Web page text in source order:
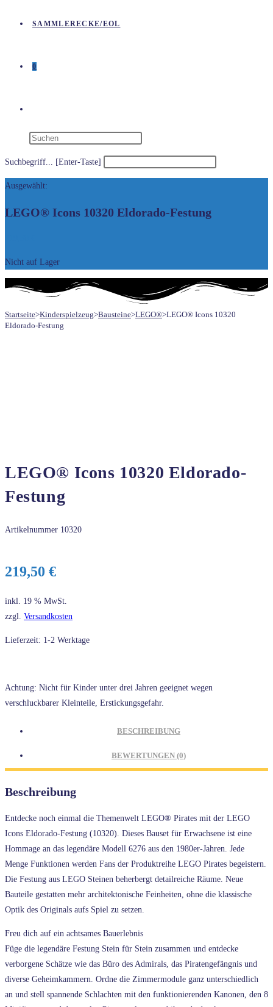
SAMMLERECKE/EOL
0
Suchbegriff... [Enter-Taste]
Ausgewählt:
LEGO® Icons 10320 Eldorado-Festung
Nicht auf Lager
Startseite>Kinderspielzeug>Bausteine>LEGO®>LEGO® Icons 10320
Eldorado-Festung
LEGO® Icons 10320 Eldorado-
Festung
Artikelnummer 10320
219,50 €
inkl. 19 % MwSt.
zzgl. Versandkosten
Lieferzeit: 1-2 Werktage
Achtung: Nicht für Kinder unter drei Jahren geeignet wegen
verschluckbarer Kleinteile, Erstickungsgefahr.
BESCHREIBUNG
BEWERTUNGEN (0)
Beschreibung
Entdecke noch einmal die Themenwelt LEGO® Pirates mit der LEGO
Icons Eldorado-Festung (10320). Dieses Bauset für Erwachsene ist eine
Hommage an das legendäre Modell 6276 aus den 1980er-Jahren. Jede
Menge Funktionen werden Fans der Produktreihe LEGO Pirates begeistern.
Die Festung aus LEGO Steinen beherbergt detailreiche Räume. Neue
Bauteile gestatten mehr architektonische Feinheiten, ohne die klassische
Optik des Originals aufs Spiel zu setzen.
Freu dich auf ein achtsames Bauerlebnis
Füge die legendäre Festung Stein für Stein zusammen und entdecke
verborgene Schätze wie das Büro des Admirals, das Piratengefängnis und
diverse Geheimkammern. Ordne die Zimmermodule ganz unterschiedlich
an und stell spannende Schlachten mit den funktionierenden Kanonen, den 8